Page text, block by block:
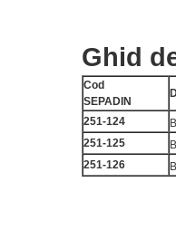
Ghid
Cod
SEPADIN
251-124
251-125
251-126